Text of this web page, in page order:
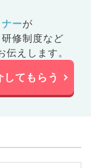
ーが
修制度など
えします。
てもらう